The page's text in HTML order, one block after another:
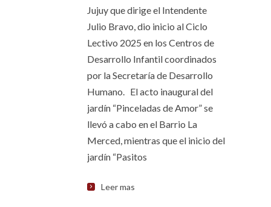
Jujuy que dirige el Intendente
Julio Bravo, dio inicio al Ciclo
Lectivo 2025 en los Centros de
Desarrollo Infantil coordinados
por la Secretaría de Desarrollo
Humano. El acto inaugural del
jardín “Pinceladas de Amor” se
llevó a cabo en el Barrio La
Merced, mientras que el inicio del
jardín “Pasitos
Leer mas